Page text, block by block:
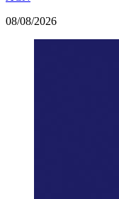
08/08/2026